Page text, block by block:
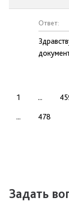
Ответ:
1 ...
... 478
Задать